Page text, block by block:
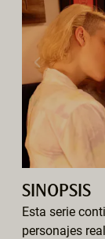
SINOPSIS
Esta serie
personajes